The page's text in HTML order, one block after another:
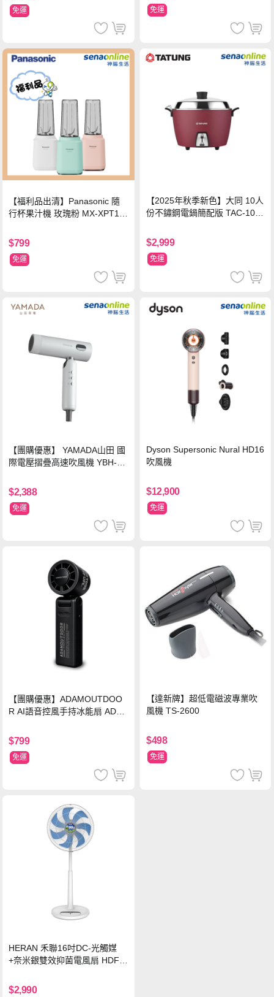
免運 免運
【福利品出清】Panasonic 隨
行杯果汁機 玫瑰粉 MX-XPT10
$799
免運
【2025年秋季新色】大同 10人
份不鏽鋼電鍋簡配版 TAC-10L-
$2,999
免運
【團購優惠】 YAMADA山田 國
際電壓摺疊高速吹風機 YBH-12
$2,388
免運
Dyson Supersonic Nural HD16
吹風機
$12,900
免運
【團購優惠】ADAMOUTDOO
R AI語音控風手持冰能扇 ADFN
$799
免運
【達新牌】超低電磁波專業吹
風機 TS-2600
$498
免運
HERAN 禾聯16吋DC-光觸媒
+奈米銀雙效抑菌電風扇 HDF-1
$2,990